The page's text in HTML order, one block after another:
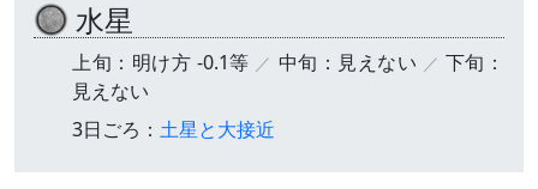
水星
上旬：明け方 -0.1等 中旬：見えない
下旬：
見えない
3日ごろ： 土星と大接近